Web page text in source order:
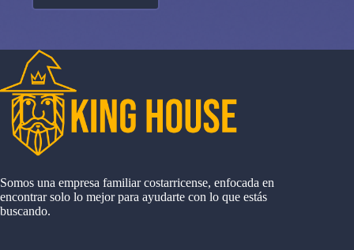
Somos una empresa familiar costarricense, enfocada en
encontrar solo lo mejor para ayudarte con lo que estás
buscando.